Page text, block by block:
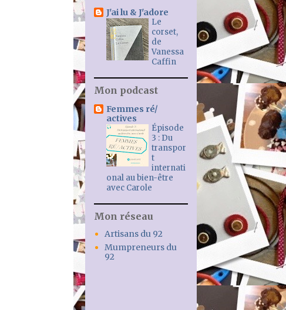
J'ai lu & J'adore
Le
corset,
de
Vanessa
Caffin
Mon podcast
Femmes ré/
actives
Épisode
3 : Du
transpor
t
internati
onal au bien-être
avec Carole
Mon réseau
Artisans du 92
Mumpreneurs du
92